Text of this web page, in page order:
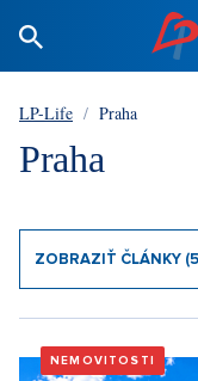
LP-Life / Praha
Praha
ZOBRAZIŤ ČLÁNKY
NEMOVITOSTI